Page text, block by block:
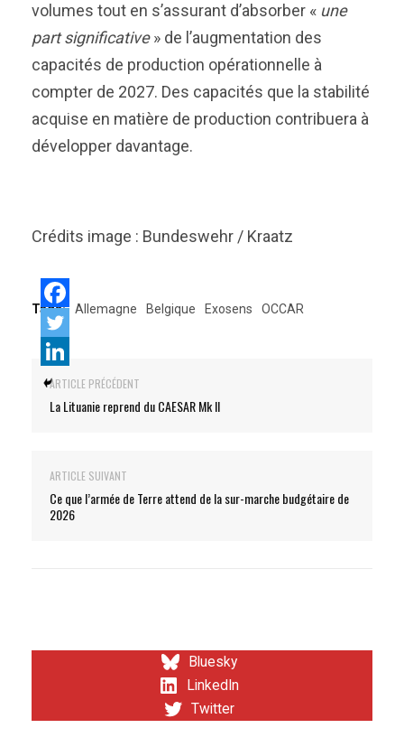
volumes tout en s’assurant d’absorber « une
part significative» de l’augmentation des
capacités de production opérationnelle à
compter de 2027. Des capacités que la stabilité
acquise en matière de production contribuera à
développer davantage.
Crédits image : Bundeswehr / Kraatz
Tags: Allemagne Belgique Exosens OCCAR
ARTICLE PRÉCÉDENT
La Lituanie reprend du CAESAR Mk II
ARTICLE SUIVANT
Ce que l’armée de Terre attend de la sur-marche budgétaire de
2026
Bluesky
LinkedIn
Twitter